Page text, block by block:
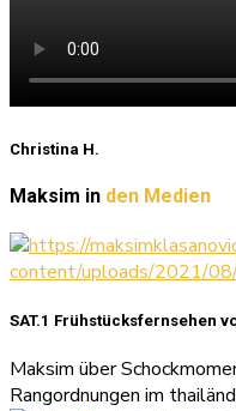
Christina H.
Maksim in den Medien
SAT.1 Frühstücksfernsehen
Maksim über
Rangordnungen im